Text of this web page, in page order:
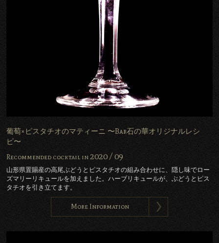
葡萄×ピスタチオのマティーニ 〜Bar石の華オリジナルレシ
ピ〜
Recommended cocktail in2020 /09
山形県置賜産の高尾ぶどうとピスタチオの組み合わせに、隠し味でロー
ズマリーリキュールを加えました。ハーブリキュールが、ぶどうとピス
タチオを引き立てます。
More Information